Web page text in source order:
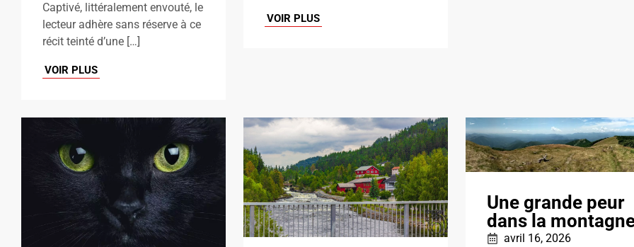
Captivé, littéralement envouté, le
lecteur adhère sans réserve à ce
récit teinté d’une […]
VOIR PLUS
VOIR PLUS
Une grande peur
dans la
avril 16, 2026